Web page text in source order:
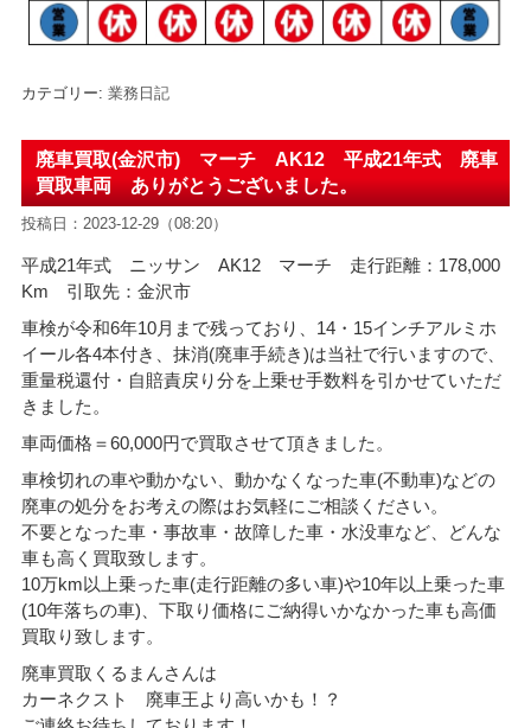
カテゴリー: 業務日記
廃車買取(金沢市) マーチ AK12 平成21年式 廃車
買取車両 ありがとうございました。
投稿日：2023-12-29（08:20）
平成21年式 ニッサン AK12 マーチ 走行距離：178,000
Km 引取先：金沢市
車検が令和6年10月まで残っており、14・15インチアルミホ
イール各4本付き、抹消(廃車手続き)は当社で行いますので、
重量税還付・自賠責戻り分を上乗せ手数料を引かせていただ
きました。
車両価格＝60,000円で買取させて頂きました。
車検切れの車や動かない、動かなくなった車(不動車)などの
廃車の処分をお考えの際はお気軽にご相談ください。
不要となった車・事故車・故障した車・水没車など、どんな
車も高く買取致します。
10万km以上乗った車(走行距離の多い車)や10年以上乗った車
(10年落ちの車)、下取り価格にご納得いかなかった車も高価
買取り致します。
廃車買取くるまんさんは
カーネクスト 廃車王より高いかも！？